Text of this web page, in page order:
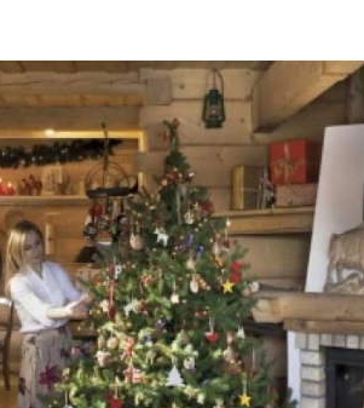
ZWYCZAJE ZRÓB TO
DANIA GŁÓWNE